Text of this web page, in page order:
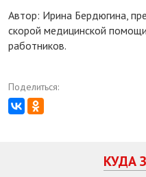
Автор: Ирина Бердюгина,
скорой медицинской
работников.
Поделиться:
КУДА